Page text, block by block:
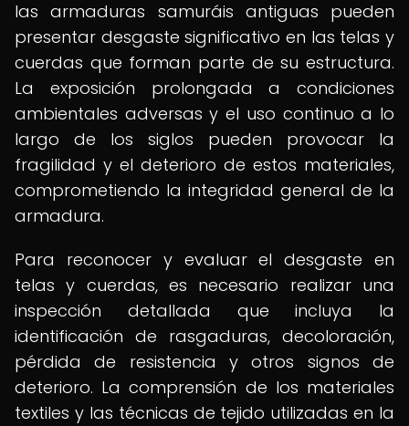
las armaduras samuráis antiguas pueden
presentar desgaste significativo en las telas y
cuerdas que forman parte de su estructura.
La exposición prolongada a condiciones
ambientales adversas y el uso continuo a lo
largo de los siglos pueden provocar la
fragilidad y el deterioro de estos materiales,
comprometiendo la integridad general de la
armadura.
Para reconocer y evaluar el desgaste en
telas y cuerdas, es necesario realizar una
inspección detallada que incluya la
identificación de rasgaduras, decoloración,
pérdida de resistencia y otros signos de
deterioro. La comprensión de los materiales
textiles y las técnicas de tejido utilizadas en la